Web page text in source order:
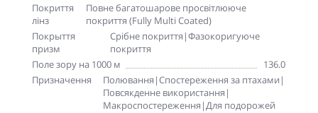
Покриття
лінз
Повне багатошарове просвітлююче
покриття (Fully Multi Coated)
Покрыття
призм
Срібне покриття|Фазокоригуюче
покриття
Поле зору на 1000 м
136.0
Призначення
Полювання|Спостереження за птахами|
Повсякденне використання|
Макроспостереження|Для подорожей